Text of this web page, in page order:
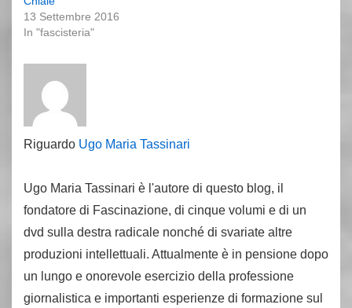
13 Settembre 2016
In "fascisteria"
Riguardo Ugo Maria Tassinari
Ugo Maria Tassinari è l'autore di questo blog, il
fondatore di Fascinazione, di cinque volumi e di un
dvd sulla destra radicale nonché di svariate altre
produzioni intellettuali. Attualmente è in pensione dopo
un lungo e onorevole esercizio della professione
giornalistica e importanti esperienze di formazione sul